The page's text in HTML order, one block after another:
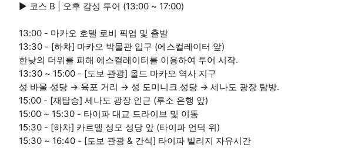
▶ 코스 B | 오후 감성 투어 (13:00 ~ 17:00)
13:00 - 마카오 호텔 로비 픽업 및 출발
13:30 - [하차] 마카오 박물관 입구 (에스컬레이터 앞)
한낮의 더위를 피해 에스컬레이터를 이용하여 투어 시작.
13:30 ~ 15:00 - [도보 관광] 올드 마카오 역사 지구
성 바울 성당 → 육포 거리 → 성 도미니크 성당 → 세나도 광장 탐방.
15:00 - [재탑승] 세나도 광장 인근 (루소 은행 앞)
15:00 ~ 15:30 - 타이파 대교 드라이브 및 이동
15:30 - [하차] 카르멜 성모 성당 앞 (타이파 언덕 위)
15:30 ~ 16:40 - [도보 관광 & 간식] 타이파 빌리지 자유시간